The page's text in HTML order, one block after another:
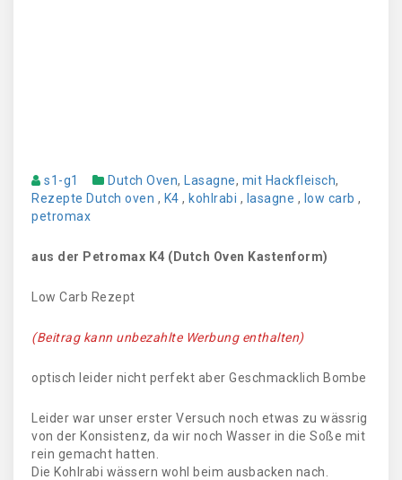
s1-g1 Dutch Oven, Lasagne, mit Hackfleisch,
Rezepte Dutch oven , K4 , kohlrabi , lasagne , low carb ,
petromax
aus der Petromax K4 (Dutch Oven Kastenform)
Low Carb Rezept
(Beitrag kann unbezahlte Werbung enthalten)
optisch leider nicht perfekt aber Geschmacklich Bombe
Leider war unser erster Versuch noch etwas zu wässrig
von der Konsistenz, da wir noch Wasser in die Soße mit
rein gemacht hatten.
Die Kohlrabi wässern wohl beim ausbacken nach.